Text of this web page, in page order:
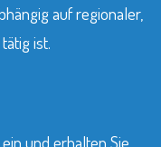
auf regionaler,
ist.
und erhalten Sie